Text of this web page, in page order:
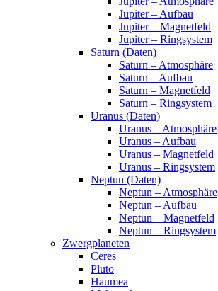
Jupiter – Aufbau
Jupiter – Magnetfeld
Jupiter – Ringsystem
Saturn (Daten)
Saturn – Atmosphäre
Saturn – Aufbau
Saturn – Magnetfeld
Saturn – Ringsystem
Uranus (Daten)
Uranus – Atmosphäre
Uranus – Aufbau
Uranus – Magnetfeld
Uranus – Ringsystem
Neptun (Daten)
Neptun – Atmosphäre
Neptun – Aufbau
Neptun – Magnetfeld
Neptun – Ringsystem
Zwergplaneten
Ceres
Pluto
Haumea